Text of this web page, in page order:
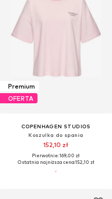
Premium
OFERTA
COPENHAGEN STUDIOS
Koszulka do spania
152,10 zł
Pierwotnie: 169,00 zł
Ostatnia najniższa cena:152,10 zł